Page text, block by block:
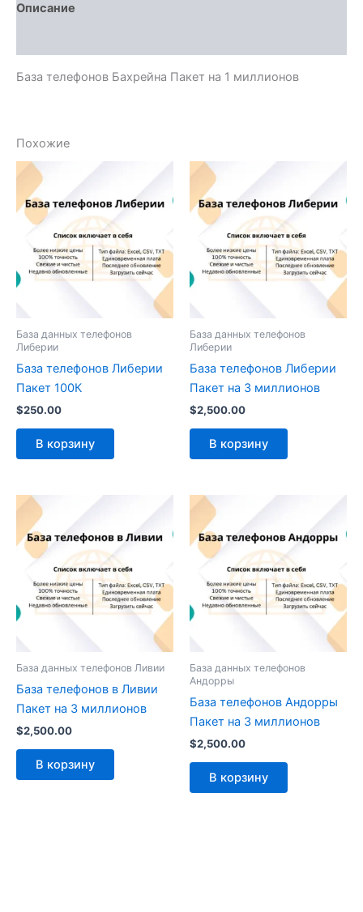
Описание
База телефонов Бахрейна Пакет на 1 миллионов
Похожие
База данных телефонов
Либерии
База телефонов Либерии
Пакет 100К
$250.00
В корзину
База данных телефонов
Либерии
База телефонов Либерии
Пакет на 3 миллионов
$2,500.00
В корзину
База данных телефонов Ливии
База телефонов в Ливии
Пакет на 3 миллионов
$2,500.00
В корзину
База данных телефонов
Андорры
База телефонов Андорры
Пакет на 3 миллионов
$2,500.00
В корзину